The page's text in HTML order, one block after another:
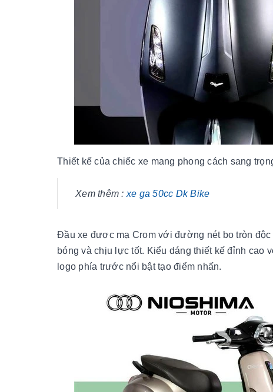
Thiết kế của chiếc xe mang phong cách sang
Xem thêm : xe ga 50cc Dk Bike
Đầu xe được mạ Crom với đường nét bo tròn
bóng và chịu lực tốt. Kiểu dáng thiết kế đỉnh cao
logo phía trước nổi bật tạo điểm nhấn.